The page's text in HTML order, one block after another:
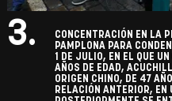
3.
CONCENTRACIÓN EN LA
PAMPLONA PARA
1 DE JULIO, EN EL QUE
AÑOS DE EDAD,
ORIGEN CHINO, DE 47
RELACIÓN ANTERIOR, EN